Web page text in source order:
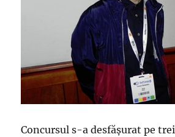
Concursul s-a desfășurat pe